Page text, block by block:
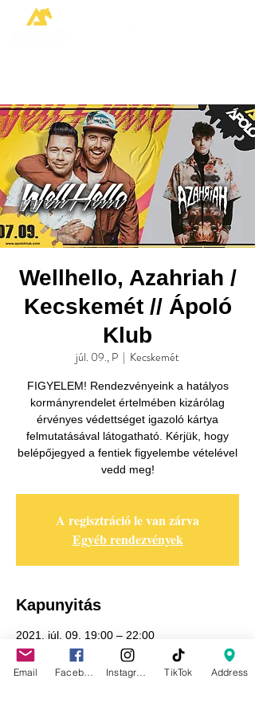
Wellhello, Azahriah /
Kecskemét // Ápoló
Klub
júl. 09., P
  |
Kecskemét
FIGYELEM! Rendezvényeink a hatályos
kormányrendelet értelmében kizárólag
érvényes védettséget igazoló kártya
felmutatásával látogatható. Kérjük, hogy
belépőjegyed a fentiek figyelembe vételével
vedd meg!
A regisztráció le van zárva
Egyéb rendezvények
Kapunyitás
2021. júl. 09. 19:00 – 22:00
Kecskemét, Kecskemét, Olimpia u. 14, 6000
Hungary
Email TikTok Address